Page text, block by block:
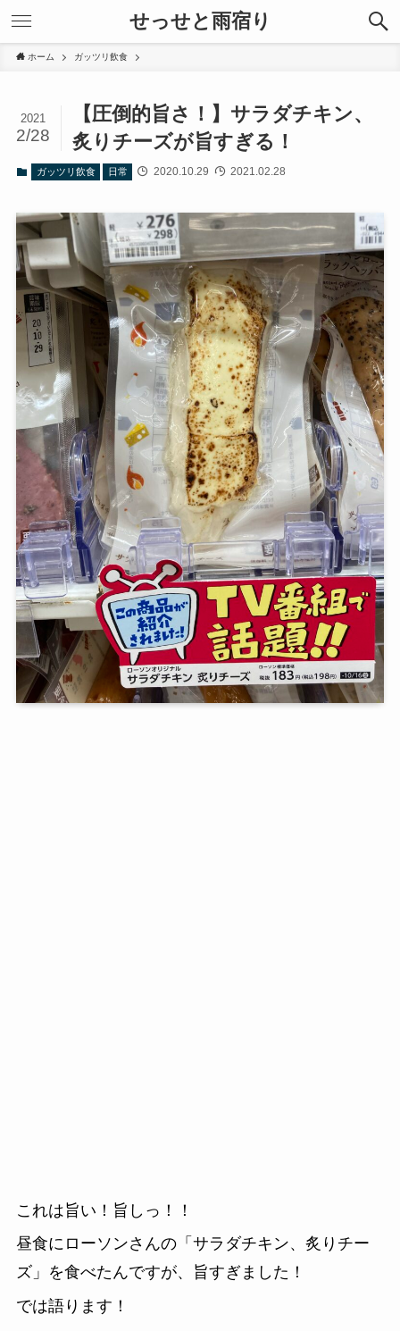
せっせと雨宿り
ホーム ガッツリ飲食
【圧倒的旨さ！】サラダチキン、
炙りチーズが旨すぎる！
2021
2/28
ガッツリ飲食 日常 2020.10.29 2021.02.28
これは旨い！旨しっ！！
昼食にローソンさんの「サラダチキン、炙りチー
ズ」を食べたんですが、旨すぎました！
では語ります！